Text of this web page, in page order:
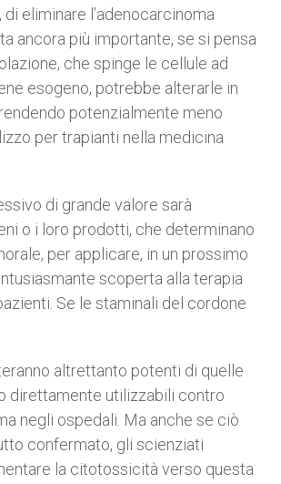
eliminare l’adenocarcinoma
ancora più importante, se si pensa
che spinge le cellule ad
esogeno, potrebbe alterarle in
potenzialmente meno
per trapianti nella medicina
di grande valore sarà
o i loro prodotti, che determinano
per applicare, in un prossimo
scoperta alla terapia
Se le staminali del cordone
altrettanto potenti di quelle
direttamente utilizzabili contro
negli ospedali. Ma anche se ciò
confermato, gli scienziati
la citotossicità verso questa